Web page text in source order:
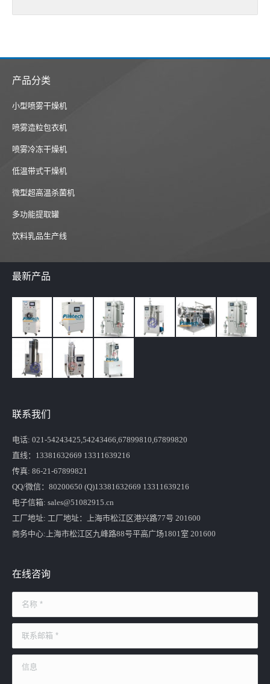
产品分类
小型喷雾干燥机
喷雾造粒包衣机
喷雾冷冻干燥机
低温带式干燥机
微型超高温杀菌机
多功能提取罐
饮料乳品生产线
最新产品
联系我们
电话: 021-54243425,54243466,67899810,67899820
直线：13381632669 13311639216
传真: 86-21-67899821
QQ/微信：80200650 (Q)13381632669 13311639216
电子信箱: sales@51082915.cn
工厂地址: 工厂地址：上海市松江区港兴路77号 201600
商务中心:上海市松江区九峰路88号平高广场1801室 201600
在线咨询
名称 *
联系邮箱 *
信息